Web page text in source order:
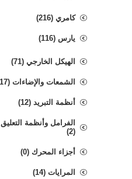
كامري (216)
يارس (116)
الهيكل الخارجي (71)
الشمعات والإضاءات (17)
أنظمة التبريد (12)
الفرامل وأنظمة التعليق
(2)
أجزاء المحرك (0)
المرايات (14)